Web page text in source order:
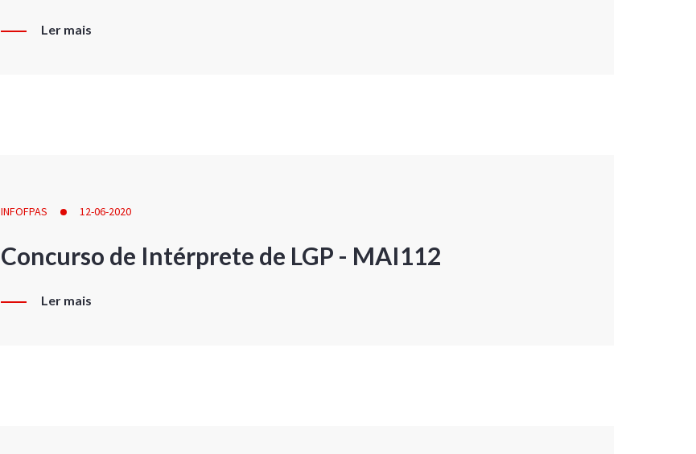
Ler mais
INFOFPAS 12-06-2020
Concurso de Intérprete de LGP - MAI112
Ler mais